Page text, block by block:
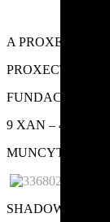
A PROXECCIÓN
PROXECTO
FUNDACIÓN
9 XAN – 4 XULL
MUNCYT
SHADOW